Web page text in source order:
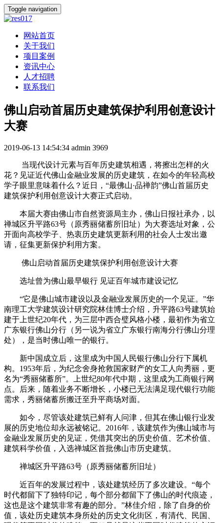
Toggle navigation
网站首页
关于我们
项目案例
资讯中心
人才招聘
联系我们
佛山启动首届历史建筑保护利用创意设计
大赛
2019-06-13 14:54:34 admin 3969
当现代设计元素与百年历史建筑相遇，将擦出怎样的火
花？见证近代佛山金融业发展的历史建筑，在如今的年轻高校
学子眼里意味着什么？近日，“最佛山·品禅韵”佛山首届历史
建筑保护利用创意设计大赛正式启动。
本届大赛由佛山市自然资源局主办，佛山日报社承办，以
禅城区升平路63号（原秀丽储蓄所旧址）为大赛选址对象，公
开面向高校学子、热衷历史建筑更新利用的社会人士发出邀
请，征集更新保护利用方案。
佛山启动首届历史建筑保护利用创意设计大赛
选址曾为佛山最早银行 见证百年城市建设记忆
“它是佛山城市建设以及金融业发展历史的一个见证。”华
南理工大学建筑设计研究院林佳博士介绍，升平路63号建筑始
建于上世纪20年代，为三层中西合璧风格小楼，最初作为省立
广东银行佛山分行（另一说为省立广东银行南海分行佛山分理
处），是当时佛山唯一的银行。
新中国成立后，这里成为中国人民银行佛山分行下属机
构。1953年后，为纪念舍身抢救国家财产的女工人向秀丽，更
名为“秀丽储蓄所”。上世纪80年代中期，这里成为工商银行网
点。后来，随着业务不断增长，小楼已无法满足现代银行功能
需求，秀丽储蓄所搬迁至升平商场对面。
如今，尽管该处建筑已鲜有人问津，但其在佛山银行业发
展的历史地位却永远被铭记。2016年，该建筑作为佛山城市与
金融业发展历史的见证，凭借其突出的历史价值、艺术价值、
建筑科学价值，入选禅城区首批佛山市历史建筑。
禅城区升平路63号（原秀丽储蓄所旧址）
近百年的发展过程中，该处建筑经历了多次建设。“每个
时代都留下了独特印记，每个部分都留下了佛山的时代痕迹，
这也是这个建筑非常有趣的部分。”林佳介绍，除了自身的价
值，该处历史建筑本身所处的历史文化街区，有清代、民国、